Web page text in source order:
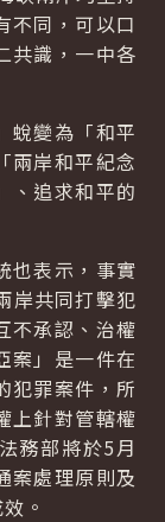
不同，可以口
共識，一中各
蛻變為「和平
兩岸和平紀念
、追求和平的
也表示，事實
岸共同打擊犯
不承認、治權
案」是一件在
犯罪案件，所
上針對管轄權
務部將於5月
案處理原則及
。